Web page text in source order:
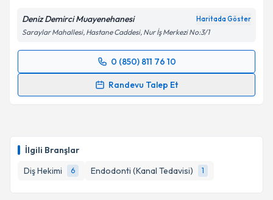
İlgili Branşlar
Diş Hekimi
6 Endodonti (Kanal Tedavisi) 1
Deniz Demirci Muayenehanesi Haritada Göster
Saraylar Mahallesi, Hastane Caddesi, Nur İş Merkezi No:3/1
0 (850) 811 76 10
Randevu Talep Et
Randevu Takvimi Talebi
E-posta Adresiniz